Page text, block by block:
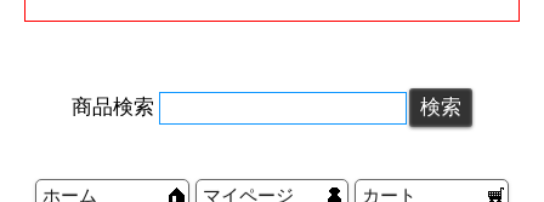
商品検索
ホーム マイページ カート